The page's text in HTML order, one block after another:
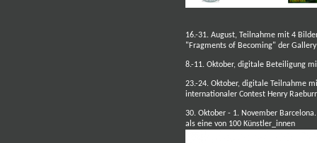
16.-31. August, Teilnahme mit 4
"Fragments of Becoming" der
8.-11. Oktober, digitale Beteiligung
23.-24. Oktober, digitale Teilnahme
internationaler Contest Henry
30. Oktober - 1. November
als eine von 100 Künstler_innen